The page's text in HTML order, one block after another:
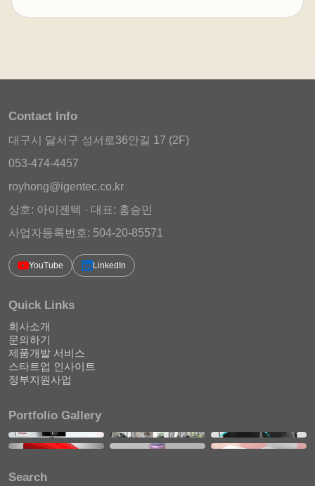
Contact Info
대구시 달서구 성서로36안길 17 (2F)
053-474-4457
royhong@igentec.co.kr
상호: 아이젠텍 · 대표: 홍승민
사업자등록번호: 504-20-85571
YouTube LinkedIn
Quick Links
회사소개
문의하기
제품개발 서비스
스타트업 인사이트
정부지원사업
Portfolio Gallery
Search